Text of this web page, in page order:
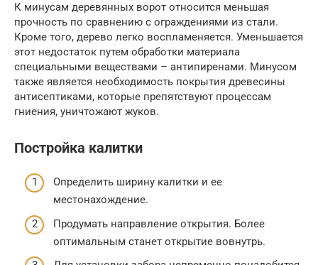
К минусам деревянных ворот относится меньшая
прочность по сравнению с ограждениями из стали.
Кроме того, дерево легко воспламеняется. Уменьшается
этот недостаток путем обработки материала
специальными веществами – антипиренами. Минусом
также является необходимость покрытия древесины
антисептиками, которые препятствуют процессам
гниения, уничтожают жуков.
Постройка калитки
Определить ширину калитки и ее
местонахождение.
Продумать направление открытия. Более
оптимальным станет открытие вовнутрь.